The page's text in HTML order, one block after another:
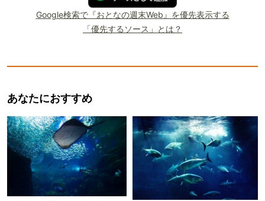
Google検索で『おとなの週末Web』を優先表示する
「優先するソース」とは？
あなたにおすすめ